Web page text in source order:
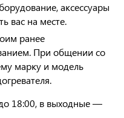
аксессуары
вас на месте.
ранее
При общении со
марку и модель
18:00, в выходные —